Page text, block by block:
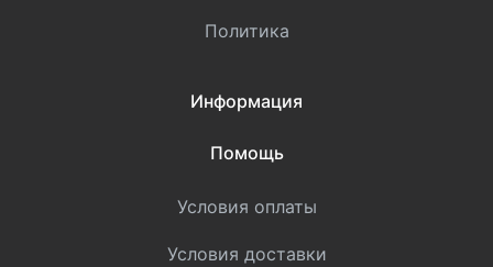
Политика
Информация
Помощь
Условия оплаты
Условия доставки